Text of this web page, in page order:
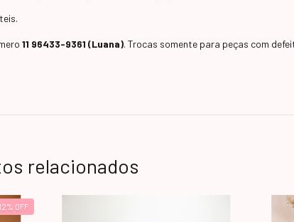
11 96433-9361 (Luana). Trocas somente para peças com
relacionados
12% OFF